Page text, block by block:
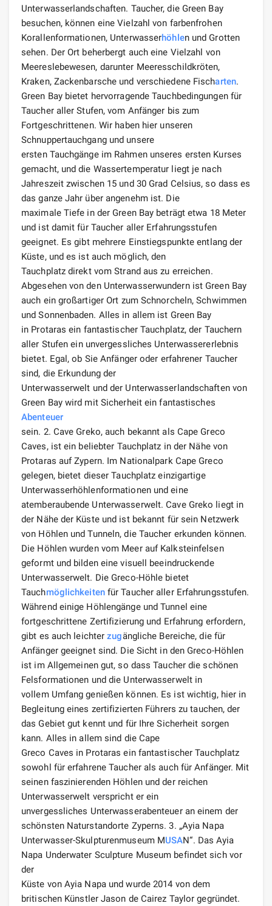
Unterwasserlandschaften. Taucher, die Green Bay
besuchen, können eine Vielzahl von farbenfrohen
Korallenformationen, Unterwasserhöhlen und Grotten
sehen. Der Ort beherbergt auch eine Vielzahl von
Meereslebewesen, darunter Meeresschildkröten,
Kraken, Zackenbarsche und verschiedene Fischarten.
Green Bay bietet hervorragende Tauchbedingungen für
Taucher aller Stufen, vom Anfänger bis zum
Fortgeschrittenen. Wir haben hier unseren
Schnuppertauchgang und unsere
ersten Tauchgänge im Rahmen unseres ersten Kurses
gemacht, und die Wassertemperatur liegt je nach
Jahreszeit zwischen 15 und 30 Grad Celsius, so dass es
das ganze Jahr über angenehm ist. Die
maximale Tiefe in der Green Bay beträgt etwa 18 Meter
und ist damit für Taucher aller Erfahrungsstufen
geeignet. Es gibt mehrere Einstiegspunkte entlang der
Küste, und es ist auch möglich, den
Tauchplatz direkt vom Strand aus zu erreichen.
Abgesehen von den Unterwasserwundern ist Green Bay
auch ein großartiger Ort zum Schnorcheln, Schwimmen
und Sonnenbaden. Alles in allem ist Green Bay
in Protaras ein fantastischer Tauchplatz, der Tauchern
aller Stufen ein unvergessliches Unterwassererlebnis
bietet. Egal, ob Sie Anfänger oder erfahrener Taucher
sind, die Erkundung der
Unterwasserwelt und der Unterwasserlandschaften von
Green Bay wird mit Sicherheit ein fantastisches
Abenteuer
sein. 2. Cave Greko, auch bekannt als Cape Greco
Caves, ist ein beliebter Tauchplatz in der Nähe von
Protaras auf Zypern. Im Nationalpark Cape Greco
gelegen, bietet dieser Tauchplatz einzigartige
Unterwasserhöhlenformationen und eine
atemberaubende Unterwasserwelt. Cave Greko liegt in
der Nähe der Küste und ist bekannt für sein Netzwerk
von Höhlen und Tunneln, die Taucher erkunden können.
Die Höhlen wurden vom Meer auf Kalksteinfelsen
geformt und bilden eine visuell beeindruckende
Unterwasserwelt. Die Greco-Höhle bietet
Tauchmöglichkeitenfür Taucher aller Erfahrungsstufen.
Während einige Höhlengänge und Tunnel eine
fortgeschrittene Zertifizierung und Erfahrung erfordern,
gibt es auch leichterzugängliche Bereiche, die für
Anfänger geeignet sind. Die Sicht in den Greco-Höhlen
ist im Allgemeinen gut, so dass Taucher die schönen
Felsformationen und die Unterwasserwelt in
vollem Umfang genießen können. Es ist wichtig, hier in
Begleitung eines zertifizierten Führers zu tauchen, der
das Gebiet gut kennt und für Ihre Sicherheit sorgen
kann. Alles in allem sind die Cape
Greco Caves in Protaras ein fantastischer Tauchplatz
sowohl für erfahrene Taucher als auch für Anfänger. Mit
seinen faszinierenden Höhlen und der reichen
Unterwasserwelt verspricht er ein
unvergessliches Unterwasserabenteuer an einem der
schönsten Naturstandorte Zyperns. 3. „Ayia Napa
Unterwasser-Skulpturenmuseum MUSAN“. Das Ayia
Napa Underwater Sculpture Museum befindet sich vor
der
Küste von Ayia Napa und wurde 2014 von dem
britischen Künstler Jason de Cairez Taylor gegründet.